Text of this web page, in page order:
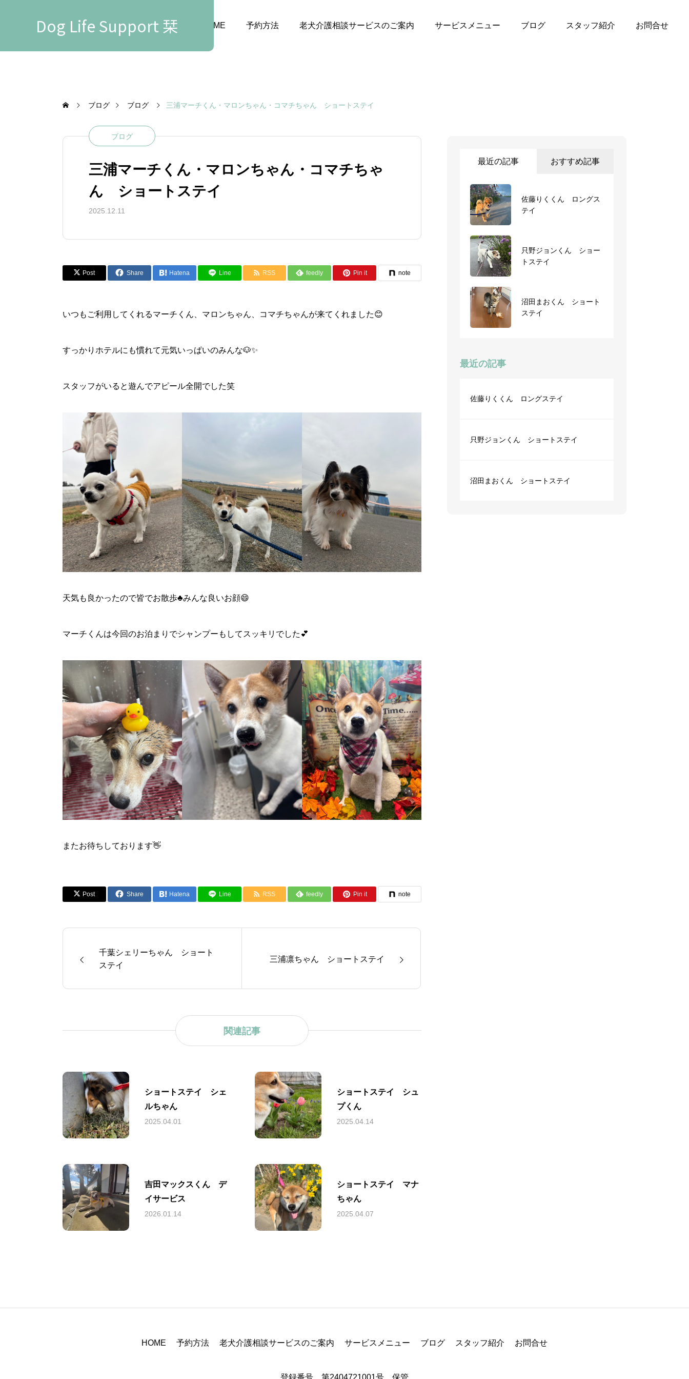
Dog Life Support 栞 HOME 予約方法 老犬介護相談サービスのご案内 サービスメニュー ブログ スタッフ紹介 お問合せ
ブログ ブログ 三浦マーチくん・マロンちゃん・コマチちゃん ショートステイ
ブログ
三浦マーチくん・マロンちゃん・コマチちゃ
ん ショートステイ
2025.12.11
Post Share Hatena Line RSS feedly Pin it note
いつもご利用してくれるマーチくん、マロンちゃん、コマチちゃんが来てくれました😊
すっかりホテルにも慣れて元気いっぱいのみんな🐶✨
スタッフがいると遊んでアピール全開でした笑
天気も良かったので皆でお散歩♣️みんな良いお顔😄
マーチくんは今回のお泊まりでシャンプーもしてスッキリでした💕
またお待ちしております👋
Post Share Hatena Line RSS feedly Pin it note
千葉シェリーちゃん ショート
ステイ
三浦凛ちゃん ショートステイ
関連記事
ショートステイ シェ
ルちゃん
2025.04.01
ショートステイ シュ
プくん
2025.04.14
吉田マックスくん デ
イサービス
2026.01.14
ショートステイ マナ
ちゃん
2025.04.07
最近の記事 おすすめ記事
佐藤りくくん ロングス
テイ
只野ジョンくん ショー
トステイ
沼田まおくん ショート
ステイ
7月26日から3泊4日
10月27日から3泊4日
後藤福くん ショートス
テイ
最近の記事
佐藤りくくん ロングステイ
只野ジョンくん ショートステイ
沼田まおくん ショートステイ
HOME 予約方法 老犬介護相談サービスのご案内 サービスメニュー ブログ スタッフ紹介 お問合せ